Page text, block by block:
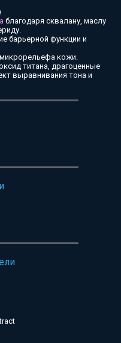
благодаря сквалану, маслу
барьерной функции и
кожи.
титана, драгоценные
выравнивания тона и